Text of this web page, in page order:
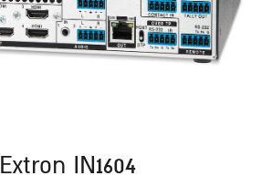
Extron IN1604